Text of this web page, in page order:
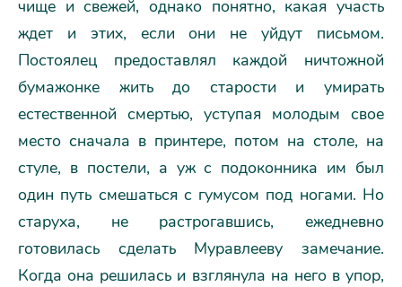
чище и свежей, однако понятно, какая участь
ждет и этих, если они не уйдут письмом.
Постоялец предоставлял каждой ничтожной
бумажонке жить до старости и умирать
естественной смертью, уступая молодым свое
место сначала в принтере, потом на столе, на
стуле, в постели, а уж с подоконника им был
один путь смешаться с гумусом под ногами. Но
старуха, не растрогавшись, ежедневно
готовилась сделать Муравлееву замечание.
Когда она решилась и взглянула на него в упор,